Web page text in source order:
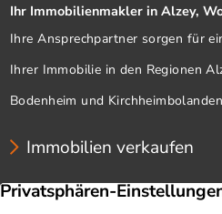
Ihr Immobilienmakler in Alzey,
Ihre Ansprechpartner sorgen für
Ihrer Immobilie in den Regionen
Bodenheim und
Immobilien verkaufen
Unternehmen